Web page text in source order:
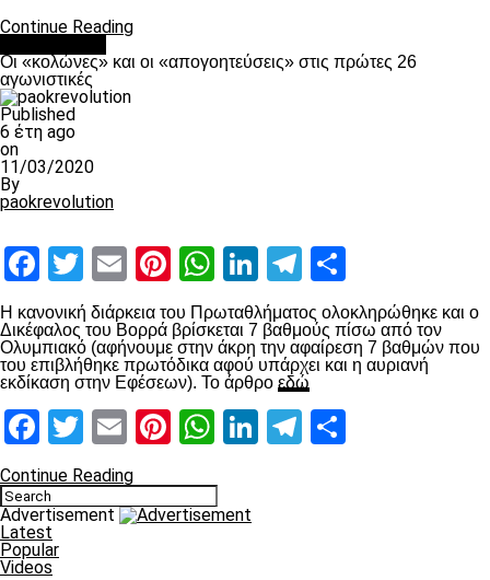
Continue Reading
Οι «κολώνες» και οι «απογοητεύσεις» στις πρώτες 26
αγωνιστικές
Published
6 έτη ago
on
11/03/2020
By
paokrevolution
Facebook
Twitter
EmailPinterest
WhatsApp
LinkedIn
Telegram
Η κανονική διάρκεια του Πρωταθλήματος ολοκληρώθηκε και ο
Δικέφαλος του Βορρά βρίσκεται 7 βαθμούς πίσω από τον
Ολυμπιακό (αφήνουμε στην άκρη την αφαίρεση 7 βαθμών που
του επιβλήθηκε πρωτόδικα αφού υπάρχει και η αυριανή
εκδίκαση στην Εφέσεων). Το άρθρο εδώ
Facebook
Twitter
EmailPinterest
WhatsApp
LinkedIn
Telegram
Continue Reading
Advertisement
Latest
Popular
Videos